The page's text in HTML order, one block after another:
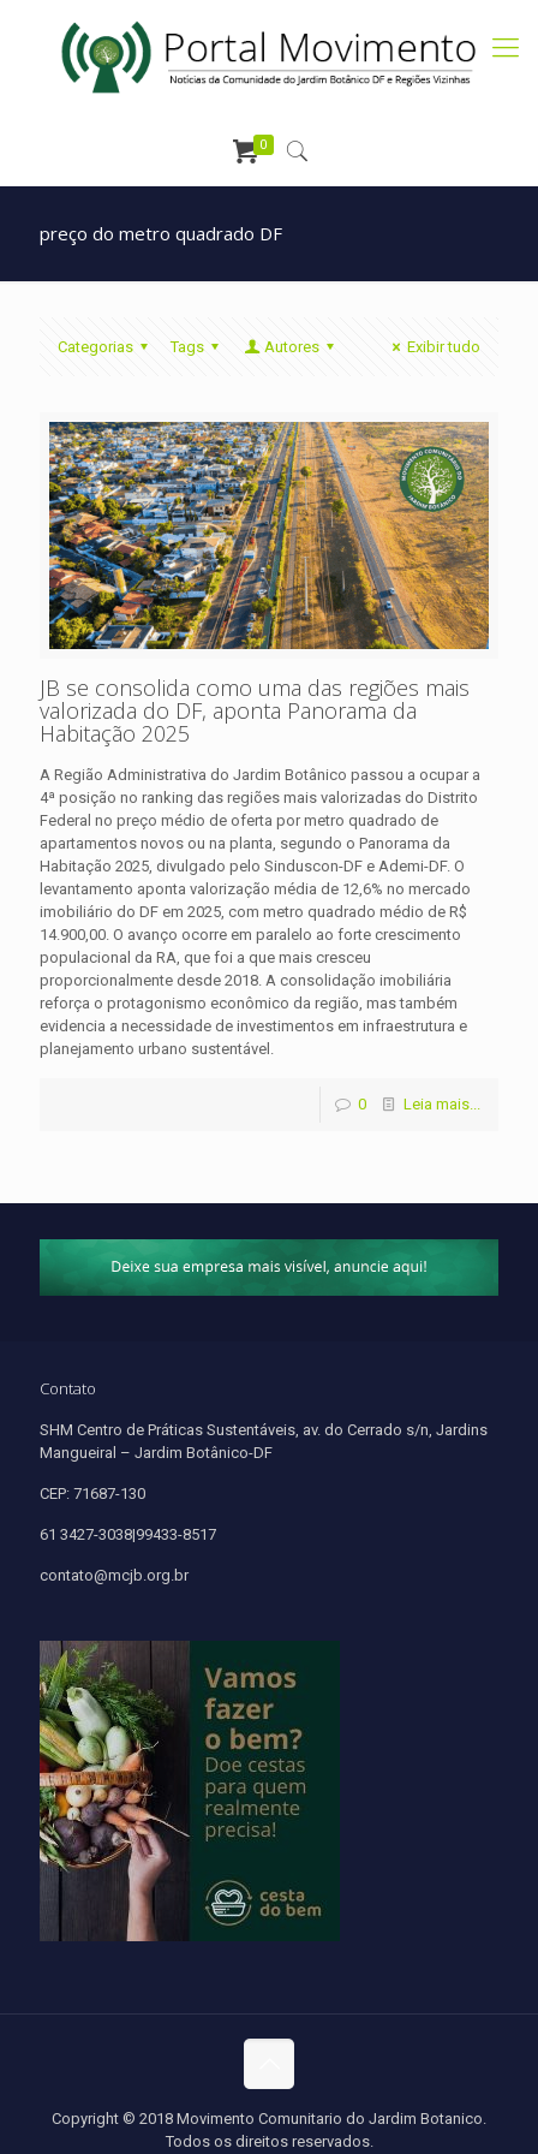
0
preço do metro quadrado DF
Categorias Tags Autores Exibir tudo
JB se consolida como uma das regiões mais
valorizada do DF, aponta Panorama da
Habitação 2025
A Região Administrativa do Jardim Botânico passou a ocupar a
4ª posição no ranking das regiões mais valorizadas do Distrito
Federal no preço médio de oferta por metro quadrado de
apartamentos novos ou na planta, segundo o Panorama da
Habitação 2025, divulgado pelo Sinduscon-DF e Ademi-DF. O
levantamento aponta valorização média de 12,6% no mercado
imobiliário do DF em 2025, com metro quadrado médio de R$
14.900,00. O avanço ocorre em paralelo ao forte crescimento
populacional da RA, que foi a que mais cresceu
proporcionalmente desde 2018. A consolidação imobiliária
reforça o protagonismo econômico da região, mas também
evidencia a necessidade de investimentos em infraestrutura e
planejamento urbano sustentável.
0 Leia mais...
Contato
SHM Centro de Práticas Sustentáveis, av. do Cerrado s/n, Jardins
Mangueiral – Jardim Botânico-DF
CEP: 71687-130
61 3427-3038|99433-8517
contato@mcjb.org.br
Copyright © 2018 Movimento Comunitario do Jardim Botanico.
Todos os direitos reservados.